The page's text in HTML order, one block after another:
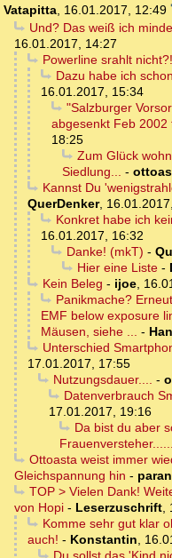
Vatapitta, 16.01.2017, 12:49
Und? Das weiß ich
16.01.2017, 14:27
Powerline srahlt nicht?!
Dazu habe ich
16.01.2017, 15:34
"Salzburger
abgesenkt Feb
18:25
Zum Glück
Siedlung... -
Kannst Du
QuerDenker,
Konkret habe ich
16.01.2017, 16:32
Danke! (mkT) -
Hier eine Liste-
Kein Beleg - ijoe,
Panikmache?
EMF below exposure
Mäusen, siehe ... -
Unterschied
17.01.2017, 17:55
Nutzungsdauer.... -
Datenverbrauch
17.01.2017, 19:16
Da bist du aber
Ottoasta weist immer
Gleichspannung hin -
TOP > Vielen Dank!
von Hopi - Leserzuschrift,
Komme sehr gut klar
auch! - Konstantin,